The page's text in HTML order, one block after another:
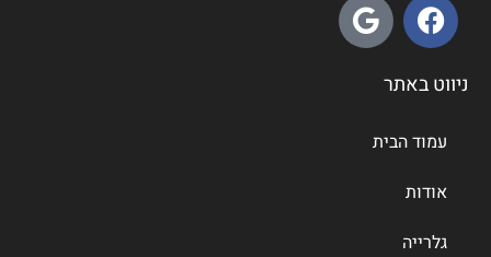
ניווט באתר
עמוד הבית
אודות
גלרייה